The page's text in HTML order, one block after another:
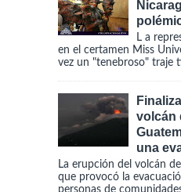
L a
en el certamen Miss
vez un "tenebroso" traje
volcán
una
La erupción del volcán
que provocó la
personas de